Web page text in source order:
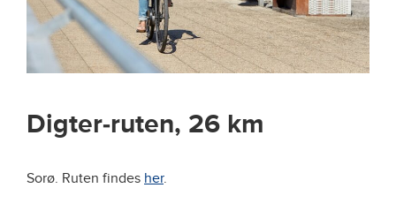
Digter-ruten, 26 km
Sorø. Ruten findes her.